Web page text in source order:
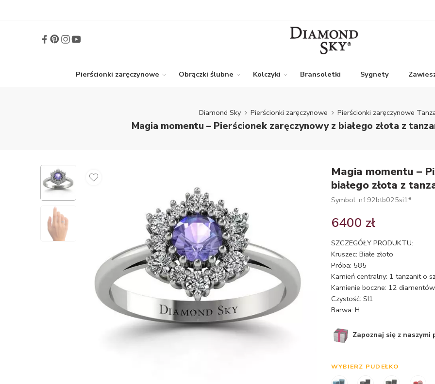
Pierścionki zaręczynowe Obrączki ślubne Kolczyki Bransoletki Sygnety
Diamond Sky Pierścionki zaręczynowe Pierścionki zaręczynowe
Magia momentu – Pierścionek zaręczynowy z białego złota z
Magia momentu –
białego złota z
Symbol: n192btb025si1*
6400 zł
SZCZEGÓŁY PRODUKTU:
Kruszec: Białe złoto
Próba: 585
Kamień centralny: 1 tanzanit o
Kamienie boczne: 12
Czystość: SI1
Barwa: H
Zapoznaj się z naszymi
WYBIERZ PUDEŁKO